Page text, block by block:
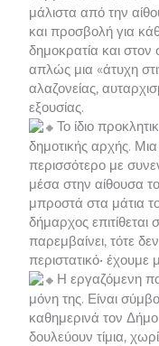
μάλιστα από την
και προσβολή για
δημοκρατία και
απλώς μια «άτυχη
αλαζονείας,
εξουσίας.
Το ίδιο
δημοτικής αρχής.
περισσότερο με
μέσα στην αίθουσα
μπροστά στα μάτια
δήμαρχος επιτίθεται
παρεμβαίνει, τότε
περιστατικό•
Η εργαζόμενη
μόνη της. Είναι
καθημερινά τον
δουλεύουν τίμια,